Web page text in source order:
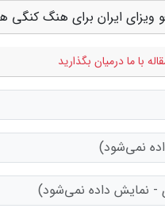
ویزای ایران برای هنگ کنگی
با ما درمیان بگذارید